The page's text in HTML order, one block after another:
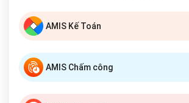
AMIS Kế Toán
AMIS Chấm công